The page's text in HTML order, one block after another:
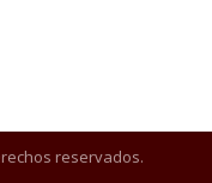
reservados.